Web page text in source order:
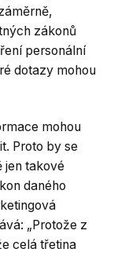
zákonů
personální
dotazy mohou
mohou
Proto by se
jen takové
daného
„Protože z
celá třetina